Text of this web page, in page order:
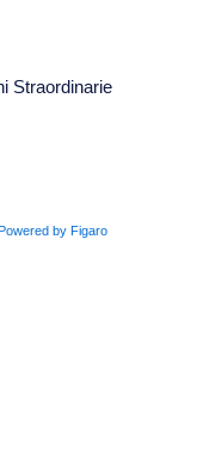
Straordinarie
by Figaro